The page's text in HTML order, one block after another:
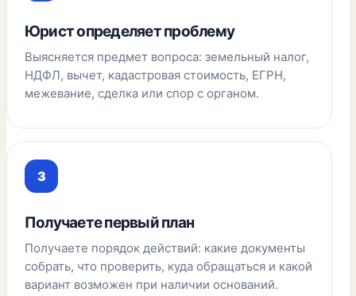
Юрист определяет проблему
Выясняется предмет вопроса: земельный налог,
НДФЛ, вычет, кадастровая стоимость, ЕГРН,
межевание, сделка или спор с органом.
Получаете первый план
Получаете порядок действий: какие документы
собрать, что проверить, куда обращаться и какой
вариант возможен при наличии оснований.